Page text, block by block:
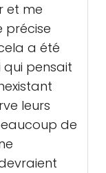
et me
précise
a été
qui pensait
leurs
de